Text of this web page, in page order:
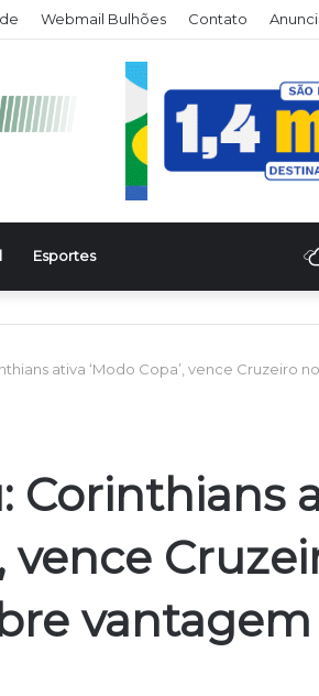
Webmail Bulhões Contato
Esportes
ativa ‘Modo Copa’, vence Cruzeiro
Corinthians
vence